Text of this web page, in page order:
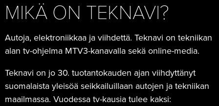
MIKÄ ON TEKNAVI?
Autoja, elektroniikkaa ja viihdettä. Teknavi on tekniikan
alan tv-ohjelma MTV3-kanavalla sekä online-media.
Teknavi on jo 30. tuotantokauden ajan viihdyttänyt
suomalaista yleisöä seikkailuillaan autojen ja tekniikan
maailmassa. Vuodessa tv-kausia tulee kaksi: